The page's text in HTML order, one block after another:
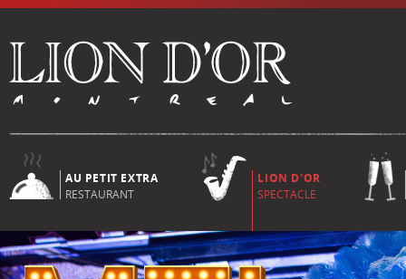
AU PETIT EXTRA
RESTAURANT
LION D'OR
SPECTACLE